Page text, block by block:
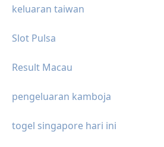
keluaran taiwan
Slot Pulsa
Result Macau
pengeluaran kamboja
togel singapore hari ini